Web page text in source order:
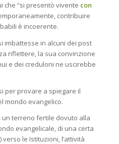
che “si presentò vivente con
contribuire
è incoerente.
imbattesse in alcuni dei post
riflettere, la sua convinzione
e dei creduloni ne uscirebbe
per provare a spiegare il
mondo evangelico.
terreno fertile dovuto alla
evangelicale, di una certa
le Istituzioni, l’attività